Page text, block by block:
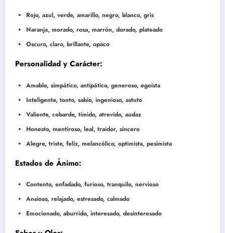
Rojo, azul, verde, amarillo, negro, blanco, gris
Naranja, morado, rosa, marrón, dorado, plateado
Oscuro, claro, brillante, opaco
Personalidad y Carácter:
Amable, simpático, antipático, generoso, egoísta
Inteligente, tonto, sabio, ingenioso, astuto
Valiente, cobarde, tímido, atrevido, audaz
Honesto, mentiroso, leal, traidor, sincero
Alegre, triste, feliz, melancólico, optimista, pesimista
Estados de Ánimo:
Contento, enfadado, furioso, tranquilo, nervioso
Ansioso, relajado, estresado, calmado
Emocionado, aburrido, interesado, desinteresado